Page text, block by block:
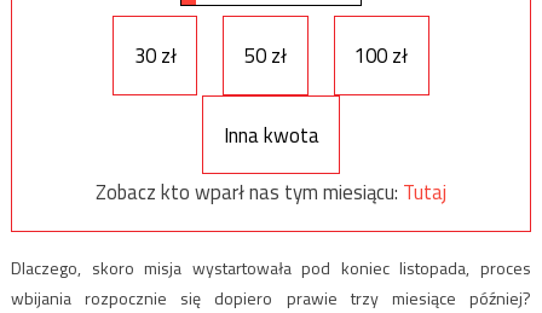
30 zł 50 zł 100 zł
Inna kwota
Zobacz kto wparł nas tym miesiącu: Tutaj
Dlaczego, skoro misja wystartowała pod koniec listopada, proces
wbijania rozpocznie się dopiero prawie trzy miesiące później?